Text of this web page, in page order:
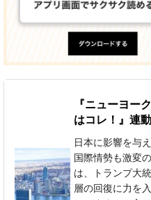
『ニューヨー
はコレ！』連
日本に影響を与
国際情勢も激変
は、トランプ大
層の回復に力を